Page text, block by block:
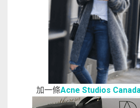
加一條Acne Studios